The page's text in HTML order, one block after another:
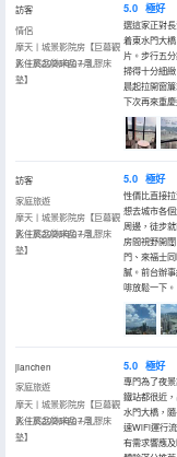
訪客
情侶
摩天丨城景影院房【巨幕觀
影＋高品質床品＋乳膠床
墊】
入住於2026年07月
5.0 極好
選這家正對
着東水門大
片。步行五
掃得十分細
晨起拉開窗
下次再來重
訪客
家庭旅遊
摩天丨城景影院房【巨幕觀
影＋高品質床品＋乳膠床
墊】
入住於2026年07月
5.0 極好
性價比直接
想去城市各
周邊，徒步
房間視野開
門、來福士
膩。前台辦
啡放鬆一下。
jianchen
家庭旅遊
摩天丨城景影院房【巨幕觀
影＋高品質床品＋乳膠床
墊】
入住於2026年07月
5.0 極好
專門為了夜
鐵站都很近
水門大橋，
速WiFi運行
有需求響應